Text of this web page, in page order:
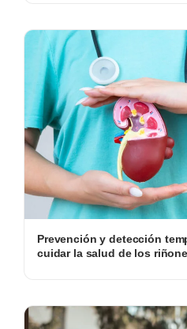
Prevención y detección
cuidar la salud de los